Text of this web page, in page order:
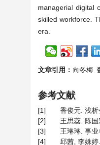
managerial digital
skilled workforce.
era.
文章引用： 向冬梅.
参考文献
[1]
香俊元. 浅
[2]
王思蕊, 陈
[3]
王琳琳. 事
[4]
邱茜, 李姝